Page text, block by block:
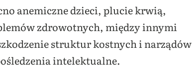
anemiczne dzieci, plucie krwią,
zdrowotnych, między innymi
struktur kostnych i narządów
intelektualne.